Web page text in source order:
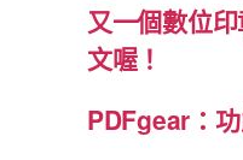
又一個數位
文喔！
PDFgear：